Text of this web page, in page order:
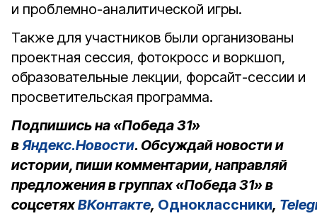
и проблемно-аналитической игры.
Также для участников были организованы
проектная сессия, фотокросс и воркшоп,
образовательные лекции, форсайт-сессии и
просветительская программа.
Подпишись на «Победа 31»
вЯндекс.Новости. Обсуждай новости и
истории, пиши комментарии, направляй
предложения в группах «Победа 31» в
соцсетяхВКонтакте, Одноклассники,